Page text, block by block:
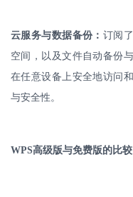
云服务与数据备份： 订阅
空间，以及文件自动备份
在任意设备上安全地访问
与安全性。
WPS高级版与免费版的比较